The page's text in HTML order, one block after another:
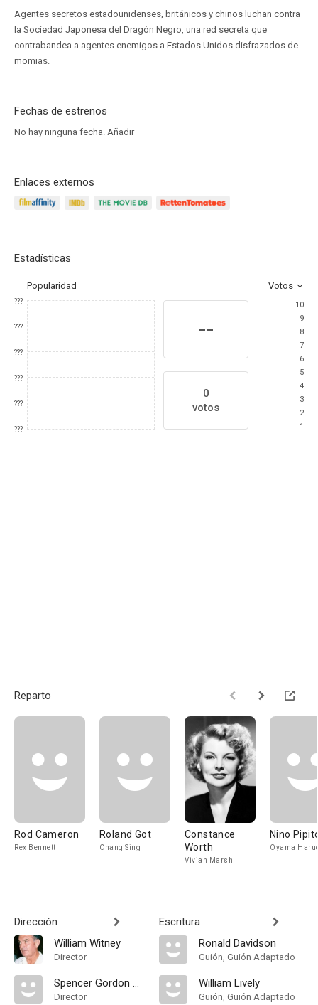
Agentes secretos estadounidenses, británicos y chinos luchan contra
la Sociedad Japonesa del Dragón Negro, una red secreta que
contrabandea a agentes enemigos a Estados Unidos disfrazados de
momias.
Fechas de estrenos
No hay ninguna fecha. Añadir
Enlaces externos
Estadísticas
Popularidad Votos
???
???
???
???
???
???
--
0
votos
10
9
8
7
6
5
4
3
2
1
Reparto
Rod Cameron
Rex Bennett
Roland Got
Chang Sing
Constance
Worth
Vivian Marsh
Nino
Oyama
Dirección
William Witney
Director
Spencer Gordon Bennet
Director
Escritura
Ronald Davidson
Guión, Guión Adaptado
William Lively
Guión, Guión Adaptado